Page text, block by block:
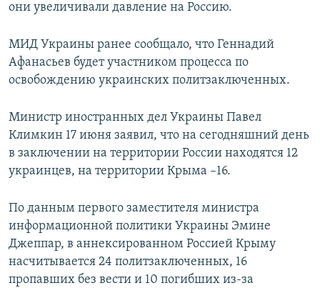
они увеличивали давление на Россию.
МИД Украины ранее сообщало, что Геннадий
Афанасьев будет участником процесса по
освобождению украинских политзаключенных.
Министр иностранных дел Украины Павел
Климкин 17 июня заявил, что на сегодняшний день
в заключении на территории России находятся 12
украинцев, на территории Крыма –16.
По данным первого заместителя министра
информационной политики Украины Эмине
Джеппар, в аннексированном Россией Крыму
насчитывается 24 политзаключенных, 16
пропавших без вести и 10 погибших из-за